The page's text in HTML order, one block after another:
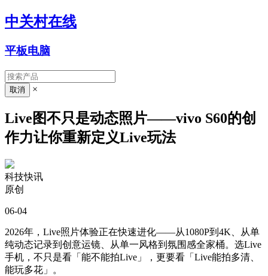
中关村在线
平板电脑
×
Live图不只是动态照片——vivo S60的创
作力让你重新定义Live玩法
科技快讯
原创
06-04
2026年，Live照片体验正在快速进化——从1080P到4K、从单
纯动态记录到创意运镜、从单一风格到氛围感全家桶。选Live
手机，不只是看「能不能拍Live」，更要看「Live能拍多清、
能玩多花」。